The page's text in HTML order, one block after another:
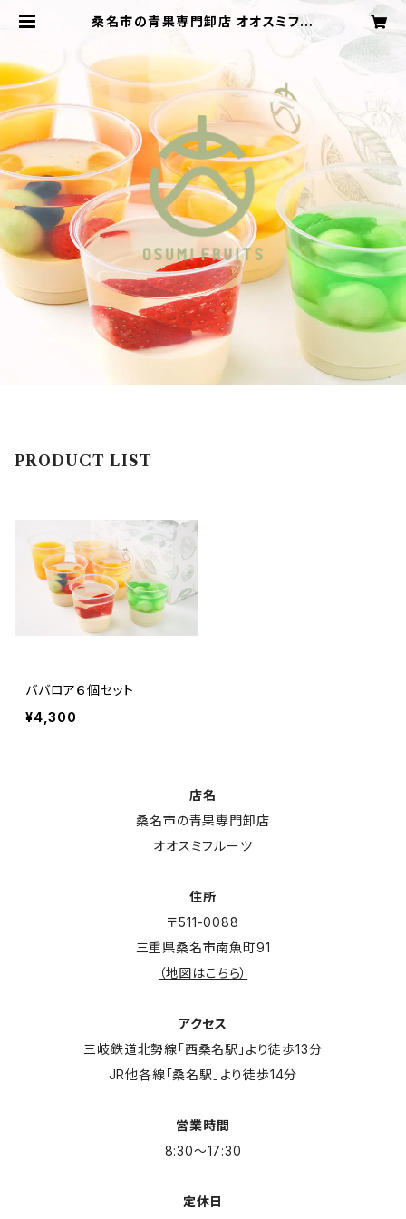
桑名市の青果専門卸店 オオスミフル
PRODUCT LIST
ババロア６個セット
¥4,300
店名
桑名市の青果専門卸店
オオスミフルーツ
住所
〒511-0088
三重県桑名市南魚町91
（地図はこちら）
アクセス
三岐鉄道北勢線「西桑名駅」より徒歩13分
JR他各線「桑名駅」より徒歩14分
営業時間
8:30～17:30
定休日